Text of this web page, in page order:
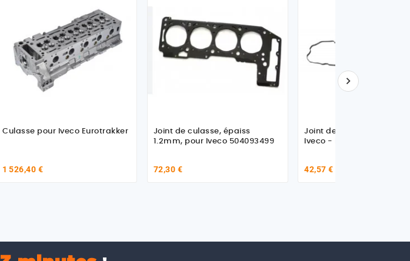
Culasse pour Iveco Eurotrakker
1 526,40 €
Joint de culasse, épaiss
1.2mm, pour Iveco 504093499
72,30 €
Joint de cache culbuteur
Iveco - Renault
42,57 €
